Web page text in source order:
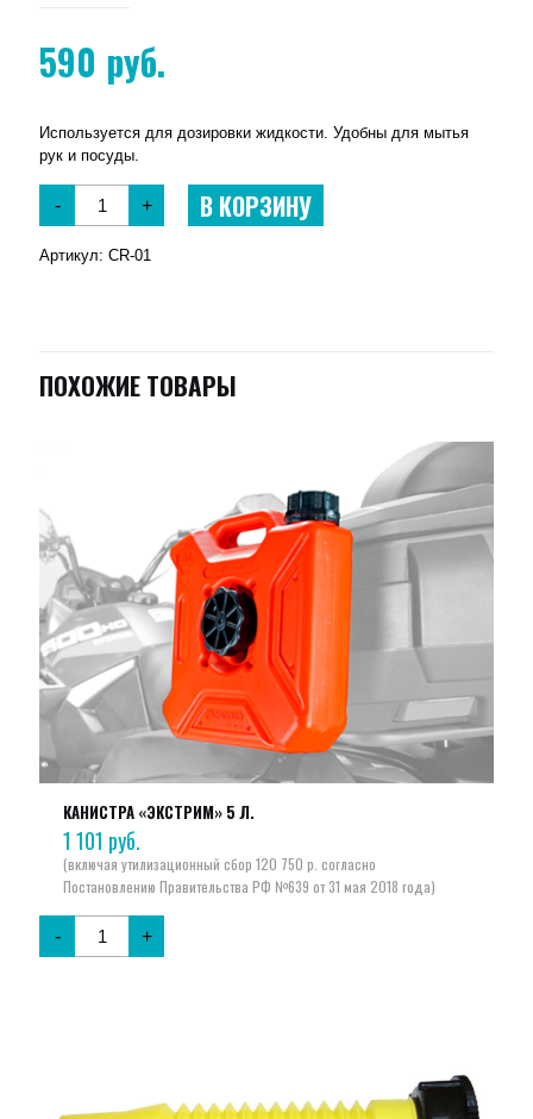
590 руб.
Используется для дозировки жидкости. Удобны для мытья
рук и посуды.
- + В КОРЗИНУ
Артикул: CR-01
ПОХОЖИЕ ТОВАРЫ
КАНИСТРА «ЭКСТРИМ» 5 Л.
1 101 руб.
- +